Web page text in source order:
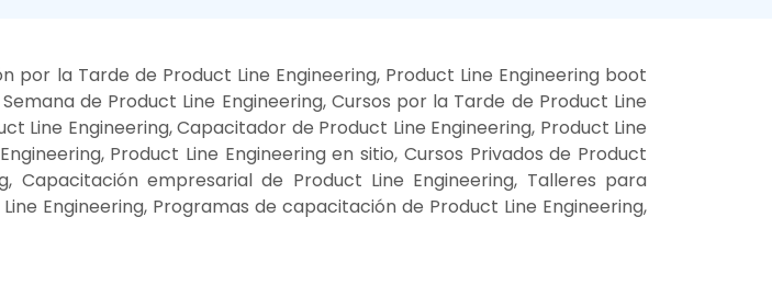
por la Tarde de Product Line Engineering, Product Line Engineering boot
de Product Line Engineering, Cursos por la Tarde de Product Line
Line Engineering, Capacitador de Product Line Engineering, Product Line
Product Line Engineering en sitio, Cursos Privados de Product
Capacitación empresarial de Product Line Engineering, Talleres para
Engineering, Programas de capacitación de Product Line Engineering,